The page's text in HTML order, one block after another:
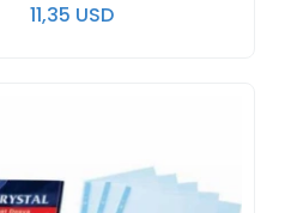
11,35 USD